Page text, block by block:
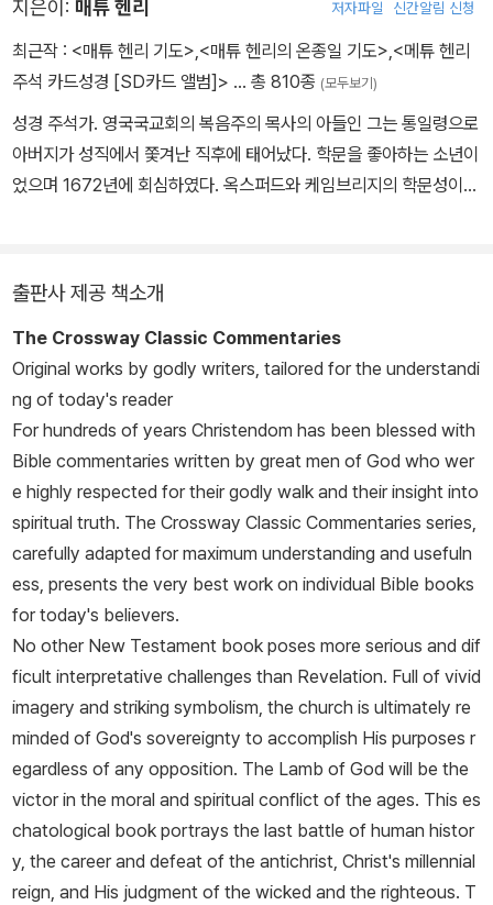
지은이: 매튜 헨리 저자파일 신간알림 신청
최근작 : <매튜 헨리 기도>,<매튜 헨리의 온종일 기도>,<메튜 헨리
주석 카드성경 [SD카드 앨범]> … 총 810종 (모두보기)
성경 주석가. 영국국교회의 복음주의 목사의 아들인 그는 통일령으로
아버지가 성직에서 쫓겨난 직후에 태어났다. 학문을 좋아하는 소년이
었으며 1672년에 회심하였다. 옥스퍼드와 케임브리지의 학문성이
드에서 온 토머스 빈센트였다. 그 후에는 그레이 법학원에서 법률을
공부하였다. 그는 국교회 목사가 되려고 생각하였지만, 비국교도가
되기로 결심하였고, 개인적으로 장로교 목사 안수를 받았다. 첫 목회
지는 체스터(1687-1712)였으며 그 뒤에 런던의 해크니(1712-171
4)로 옮겼다. 청교도들에게서 크게 영향을 받은 그는 성경 해설을 목
회의 중심으로 삼았다. 날마다 4시 또는 5시에 일을 시작하였던 그는
시간을 최대한 사용하는 것을 목적으로 삼았다. 1704년에 『성경 주
석』을 집필하기 시작하였는데, 그는 사도행전까지 탈고하였으며, 그
의 사후 목회 동역자들이 그의 노트와 저서들을 참고하여 신약성경
주석을 완성하였다. 그 주석은 성경에 대한 자세하고 종종 대단히 영
적인 해설 양식을 취하였는데, 그 양식은 그 이후의 복음주의적 목회
의 형태를 결정하였다. 스펄전은 자신이 매튜 헨리에게 큰 도움을 받
았다는 사실을 인정하였다.
출판사 제공 책소개
The Crossway Classic Commentaries
Original works by godly writers, tailored for the understandi
ng of today's reader
For hundreds of years Christendom has been blessed with
Bible commentaries written by great men of God who wer
e highly respected for their godly walk and their insight into
spiritual truth. The Crossway Classic Commentaries series,
carefully adapted for maximum understanding and usefuln
ess, presents the very best work on individual Bible books
for today's believers.
No other New Testament book poses more serious and dif
ficult interpretative challenges than Revelation. Full of vivid
imagery and striking symbolism, the church is ultimately re
minded of God's sovereignty to accomplish His purposes r
egardless of any opposition. The Lamb of God will be the
victor in the moral and spiritual conflict of the ages. This es
chatological book portrays the last battle of human histor
y, the career and defeat of the antichrist, Christ's millennial
reign, and His judgment of the wicked and the righteous. T